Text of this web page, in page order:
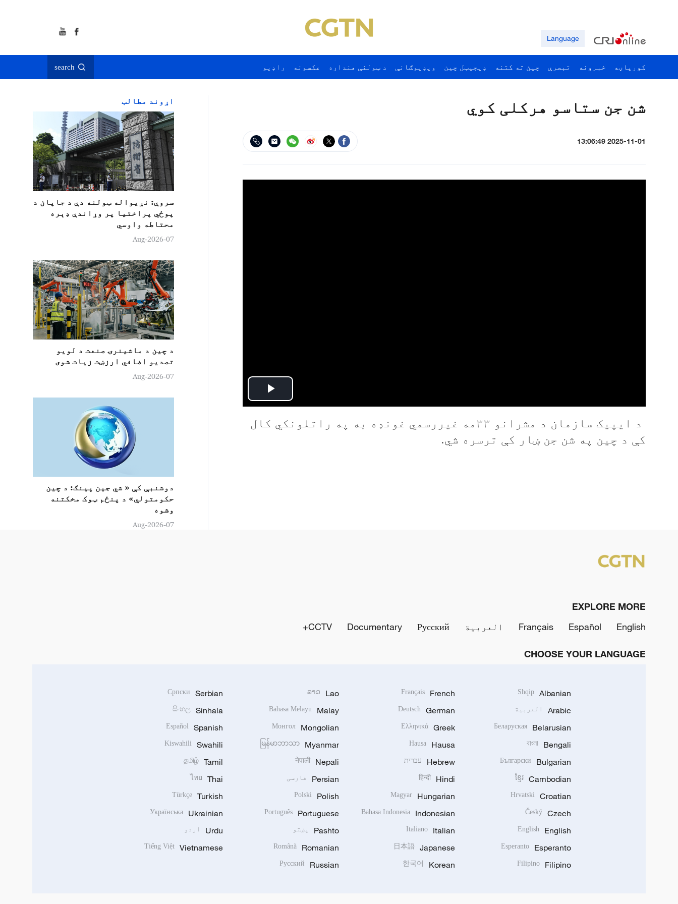
Language
کورپاڼه خبرونه تبصرې چين ته کتنه ډيجيټل چين ويډيوګانې د ټولنې هنداره عکسونه راډيو search
شن جن ستاسو هرکلی کوي
2025-11-01 13:06:49
P
l
د ايپیک سازمان د مشرانو ۳۳مه غیررسمي غونډه به په راتلونکي کال
کې د چین په شن جن ښار کې ترسره شي.
اړوند مطالب
سروې: نړیواله ټولنه دې د جاپان د
پوځي پراختیا پر وړاندې ډېره
محتاطه واوسي
07-Aug-2026
د چین د ماشینرۍ صنعت د لويو
تصدیو اضافي ارزښت زيات شوی
07-Aug-2026
دوشنبې کې « شي جين پینګ: د چين
حکومتولي» د پنځم ټوک مخکتنه
وشوه
07-Aug-2026
EXPLORE MORE
English
Español
Français العربية Русский
Documentary
CCTV+
CHOOSE YOUR LANGUAGE
Albanian
Shqip
Arabic العربية
Belarusian
Беларуская
Bengali
বাংলা
Bulgarian
Български
Cambodian
ខ្មែរ
Croatian
Hrvatski
Czech
Český
English
English
Esperanto
Esperanto
Filipino
Filipino
French
Français
German
Deutsch
Greek
Ελληνικά
Hausa
Hausa
Hebrew עברית
Hindi
हिन्दी
Hungarian
Magyar
Indonesian
Bahasa Indonesia
Italian
Italiano
Japanese
日本語
Korean
한국어
Lao
ລາວ
Malay
Bahasa Melayu
Mongolian
Монгол
Myanmar
မြန်မာဘာသာ
Nepali
नेपाली
Persian فارسی
Polish
Polski
Portuguese
Português
Pashto پښتو
Romanian
Română
Russian
Русский
Serbian
Српски
Sinhala
සිංහල
Spanish
Español
Swahili
Kiswahili
Tamil
தமிழ்
Thai
ไทย
Turkish
Türkçe
Ukrainian
Українська
Urdu اردو
Vietnamese
Tiếng Việt